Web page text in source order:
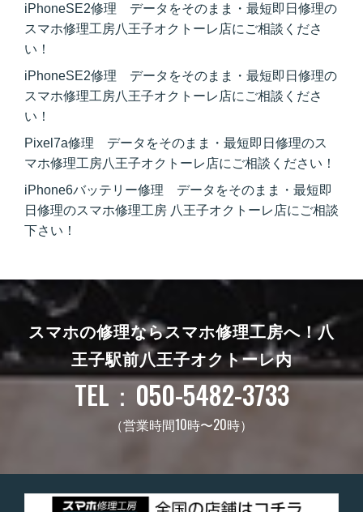
iPhoneSE2修理 データをそのまま・最短即日修理の
スマホ修理工房八王子オクトーレ店にご相談くださ
い！
iPhoneSE2修理 データをそのまま・最短即日修理の
スマホ修理工房八王子オクトーレ店にご相談くださ
い！
Pixel7a修理 データをそのまま・最短即日修理のス
マホ修理工房八王子オクトーレ店にご相談ください！
iPhone6バッテリー修理 データをそのまま・最短即
日修理のスマホ修理工房 八王子オクトーレ店にご相談
下さい！
スマホの修理ならスマホ修理工房へ！八
王子駅前八王子オクトーレ内
TEL：050-5482-3733
（営業時間10時〜20時）